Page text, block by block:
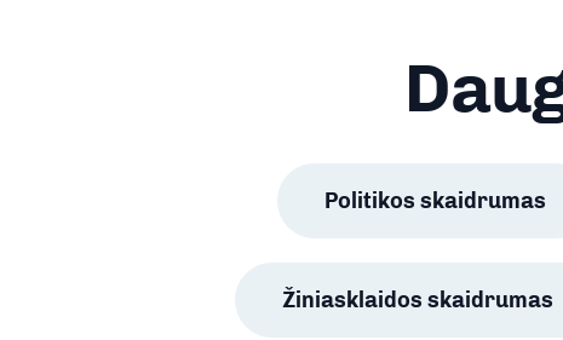
Politikos skaidrumas
Žiniasklaidos skaidrumas